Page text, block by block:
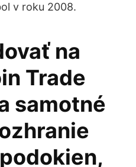
v roku 2008.
na
Trade
samotné